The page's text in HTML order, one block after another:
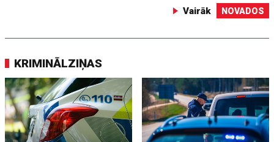
Vairāk NOVADOS
KRIMINĀLZIŅAS